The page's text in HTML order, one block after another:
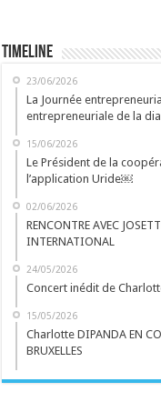
Timeline
23/06/2026
La Journée
entrepreneuriale de la
15/06/2026
Le Président de la
l’application Uride￼
02/06/2026
RENCONTRE AVEC
INTERNATIONAL
24/05/2026
Concert inédit de
15/05/2026
Charlotte DIPANDA EN
BRUXELLES